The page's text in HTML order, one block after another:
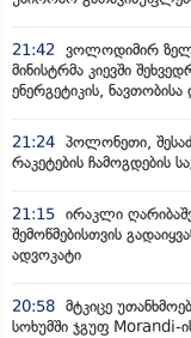
21:42
ვოლოდიმირ
მინისტრმა კიევში
ენერგეტიკის,
21:24 პოლონეთი,
რაკეტების ჩამოგდების
21:15 ირაკლი
შემოწმებისთვის
ადვოკატი
20:58 მტკიცე
სოხუმში ჯგუფ Morandi-